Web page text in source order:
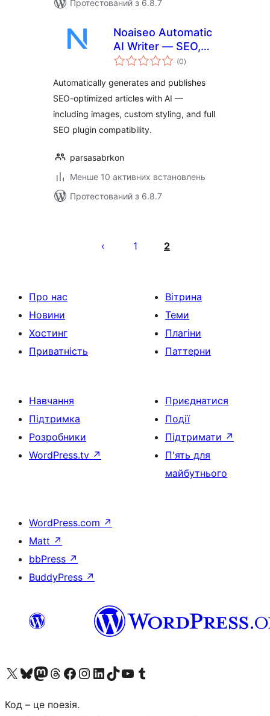
Протестований з 6.8.7
Noaiseo Automatic
AI Writer — SEO,
Styling & Images
(0загальний
рейтинг
)
Automatically generates and publishes
SEO-optimized articles with AI —
including images, custom styling, and full
SEO plugin compatibility.
parsasabrkon
Менше 10 активних встановлень
Протестований з 6.8.7
записів
1 2
Про нас
Новини
Хостинг
Приватність
Вітрина
Теми
Плагіни
Паттерни
Навчання
Підтримка
Розробники
WordPress.tv ↗
Приєднатися
Події
Підтримати ↗
П'ять для
майбутнього
WordPress.com ↗
Matt ↗
bbPress ↗
BuddyPress ↗
Visit our X (formerly Twitter) account
Visit our Bluesky account
Завітайте до нашої стрічки в Mastodon
Visit our Threads account
Завітайте на нашу сторінку в Facebook
Visit our Instagram account
Visit our LinkedIn account
Visit our TikTok account
Visit our YouTube channel
Visit our Tumblr account
Код – це поезія.